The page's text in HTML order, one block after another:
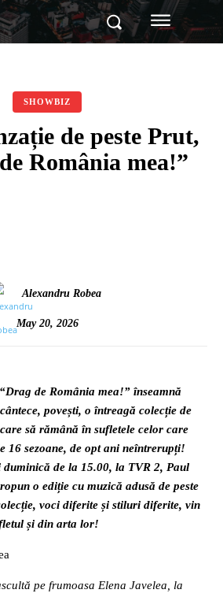
SHOWBIZ
de peste Prut,
România mea!”
Alexandru Robea
May 20, 2026
de România mea!” înseamnă
povești, o întreagă colecție de
să rămână în sufletele celor care
16 sezoane, de opt ani neîntrerupți!
duminică de la 15.00, la TVR 2, Paul
o ediție cu muzică adusă de peste
voci diferite și stiluri diferite, vin
și din arta lor!
pe frumoasa Elena Javelea, la